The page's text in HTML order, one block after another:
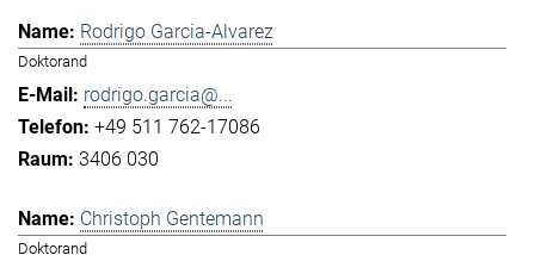
Rodrigo Garcia-Alvarez
Doktorand
rodrigo.garcia@...
+49 511 762-17086
3406 030
Christoph Gentemann
Doktorand